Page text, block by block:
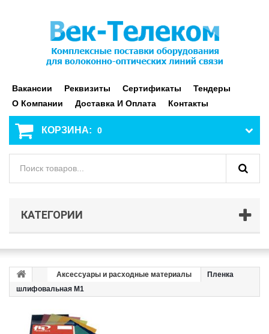
Вакансии Реквизиты Сертификаты
Тендеры
О Компании
Доставка И Оплата Контакты
КОРЗИНА: 0
КАТЕГОРИИ
Аксессуары и расходные материалы
Пленка
шлифовальная М1